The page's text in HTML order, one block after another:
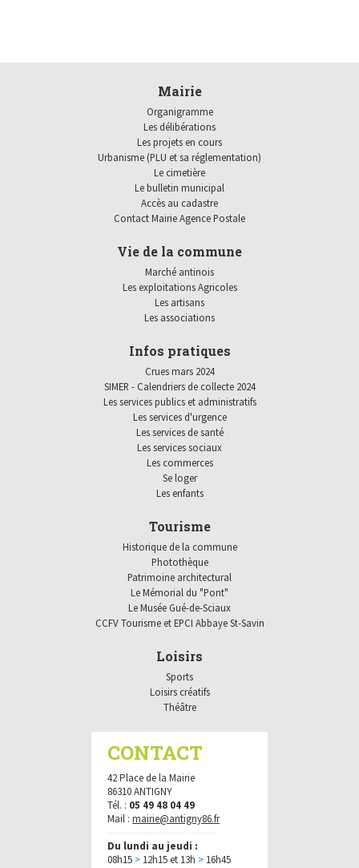
Mairie
Organigramme
Les délibérations
Les projets en cours
Urbanisme (PLU et sa réglementation)
Le cimetière
Le bulletin municipal
Accès au cadastre
Contact Mairie Agence Postale
Vie de la commune
Marché antinois
Les exploitations Agricoles
Les artisans
Les associations
Infos pratiques
Crues mars 2024
SIMER - Calendriers de collecte 2024
Les services publics et administratifs
Les services d'urgence
Les services de santé
Les services sociaux
Les commerces
Se loger
Les enfants
Tourisme
Historique de la commune
Photothèque
Patrimoine architectural
Le Mémorial du "Pont"
Le Musée Gué-de-Sciaux
CCFV Tourisme et EPCI Abbaye St-Savin
Loisirs
Sports
Loisirs créatifs
Théâtre
CONTACT
42 Place de la Mairie
86310 ANTIGNY
Tél. : 05 49 48 04 49
Mail : mairie@antigny86.fr
Du lundi au jeudi :
08h15 > 12h15 et 13h > 16h45